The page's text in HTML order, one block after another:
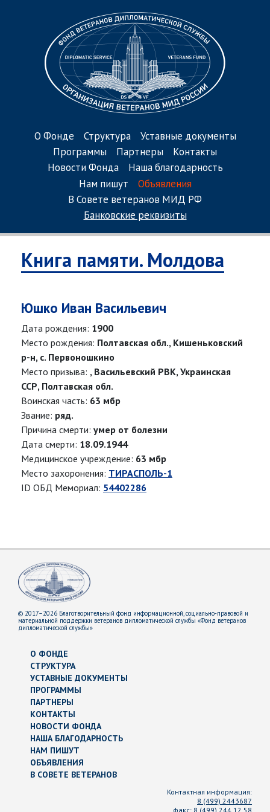
О Фонде Структура
Уставные документы
Программы
Партнеры
Контакты
Новости Фонда
Наша благодарность
Нам пишут
Объявления
В Совете ветеранов МИД РФ
Банковские реквизиты
Книга памяти. Молдова
Юшко Иван Васильевич
Дата рождения: 1900
Место рождения: Полтавская обл., Кишеньковский
р-н, с. Первоношкино
Место призыва: , Васильевский РВК, Украинская
ССР, Полтавская обл.
Воинская часть: 63 мбр
Звание: ряд.
Причина смерти: умер от болезни
Дата смерти: 18.09.1944
Медицинское учреждение: 63 мбр
Место захоронения: ТИРАСПОЛЬ-1
ID ОБД Мемориал: 54402286
© 2017–2026 Благотворительный фонд информационной, социально-правовой и
материальной поддержки ветеранов дипломатической службы «Фонд ветеранов
дипломатической службы»
О ФОНДЕ
СТРУКТУРА
УСТАВНЫЕ ДОКУМЕНТЫ
ПРОГРАММЫ
ПАРТНЕРЫ
КОНТАКТЫ
НОВОСТИ ФОНДА
НАША БЛАГОДАРНОСТЬ
НАМ ПИШУТ
ОБЪЯВЛЕНИЯ
В СОВЕТЕ ВЕТЕРАНОВ
Контактная информация:
8 (499) 2443687
факс: 8 (499) 244 12 58